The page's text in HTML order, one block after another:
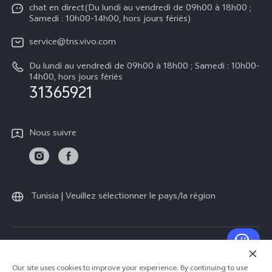
V50
Y21d
Y29
Instructions de garantie vivo
Legal Notice
À propos de vivo
Centre de confidentialité vivo
Durabilité
chat en direct(Du lundi au vendredi de 09h00 à 18h00 ;
Samedi : 10h00-14h00, hors jours fériés)
service@tns.vivo.com
Du lundi au vendredi de 09h00 à 18h00 ; Samedi : 10h00-
14h00, hors jours fériés
31365921
Nous suivre
Tunisia | Veuillez sélectionner le pays/la région
Our site uses cookies to improve your experience. By continuing to use